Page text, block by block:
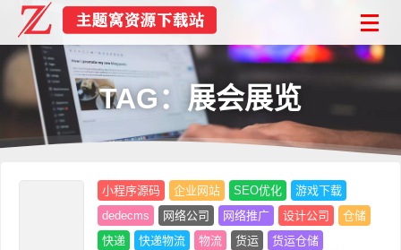
TAG：展会展览
小程序源码 企业网站 SEO优化
游戏下载
dedecms
网络公司 网络推广 设计公司
仓储
快递
快递物流 物流 货运
货运仓储